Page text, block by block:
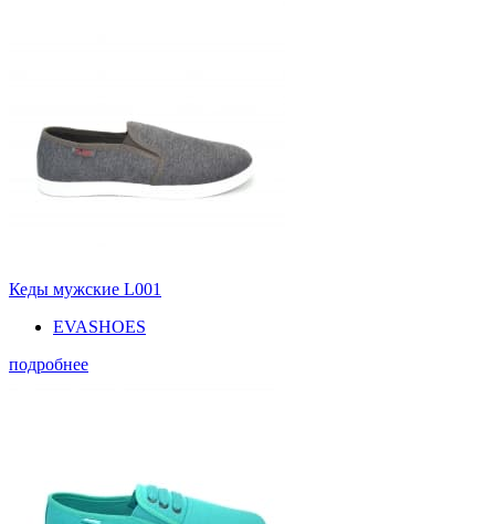
Кеды мужские L001
EVASHOES
подробнее